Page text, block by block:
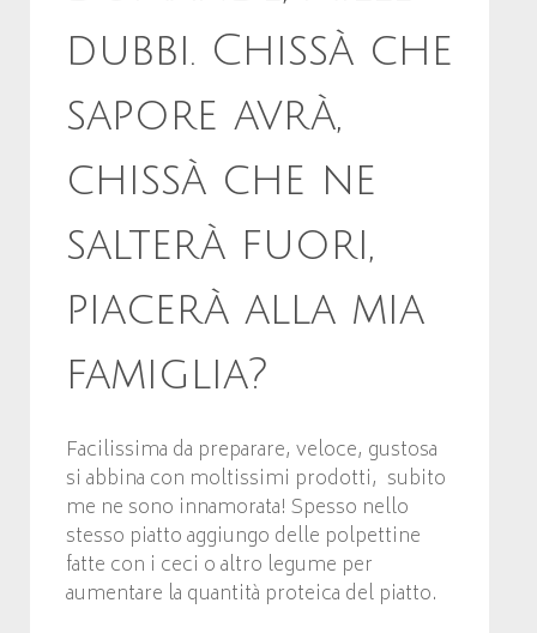
dubbi. Chissà che
sapore avrà,
chissà che ne
salterà fuori,
piacerà alla mia
famiglia?
Facilissima da preparare, veloce, gustosa
si abbina con moltissimi prodotti, subito
me ne sono innamorata! Spesso nello
stesso piatto aggiungo delle polpettine
fatte con i ceci o altro legume per
aumentare la quantità proteica del piatto.